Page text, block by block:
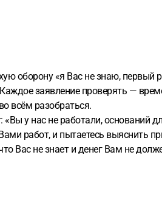
оборону «я Вас не знаю, первый
заявление проверять —
всём разобраться.
у нас не работали, оснований
работ, и пытаетесь выяснить
Вас не знает и денег Вам не